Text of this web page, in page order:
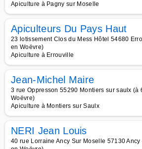
Apiculture à Pagny sur Moselle
Apiculteurs Du Pays Haut
23 lotissement Clos du Mess Hôtel 54680
en Woëvre)
Apiculture à Errouville
Jean-Michel Maire
3 rue Oppresson 55290 Montiers sur saulx (à
Woëvre)
Apiculture à Montiers sur Saulx
NERI Jean Louis
40 rue Lorraine Ancy Sur Moselle 57130